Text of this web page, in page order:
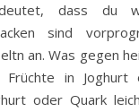
dass du
sind
an. Was gegen
in Joghurt
oder Quark